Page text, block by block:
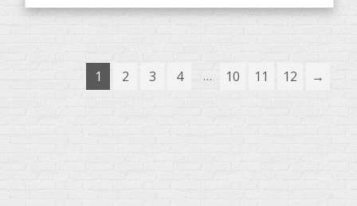
1 2 3 4 … 10 11 12 →